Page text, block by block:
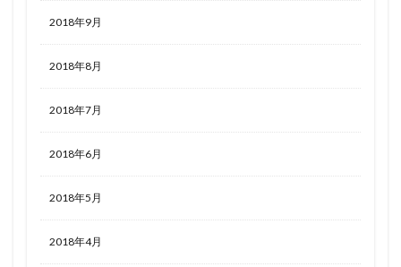
2018年9月
2018年8月
2018年7月
2018年6月
2018年5月
2018年4月